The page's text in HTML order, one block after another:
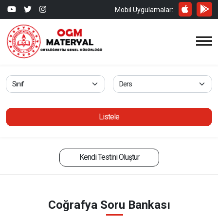
Mobil Uygulamalar:
Listele
Kendi Testini Oluştur
Coğrafya Soru Bankası